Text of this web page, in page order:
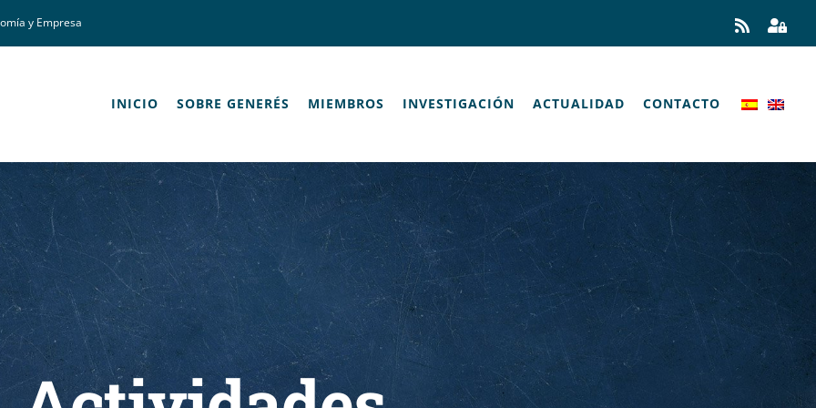
y Empresa RssPanel
INICIO SOBRE GENERÉS MIEMBROS INVESTIGACIÓN ACTUALIDAD CONTACTO